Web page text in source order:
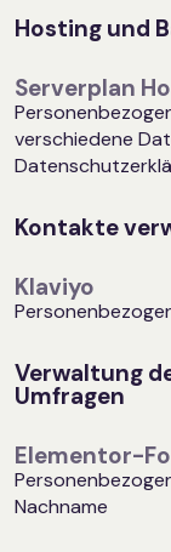
Hosting und
Serverplan
verschiedene
Kontakte
Klaviyo
Verwaltung
Umfragen
Elementor-
Nachname